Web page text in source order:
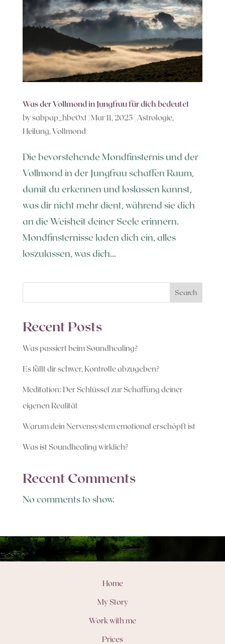
Was der Vollmond in Jungfrau für dich bedeutet
bysabpap_hbe0xt |Mar 11, 2025| Astrologie,
Heilung Vollmond
Die bevorstehende Mondfinsternis und der
Vollmond in der Jungfrau schaffen Raum,
damit du erkennen und loslassen kannst,
was dir nicht mehr dient, während sie dich
an die Weisheit deiner Seele erinnern.
Mondfinsternisse laden dich ein, alles
loszulassen, was dich...
Search
Recent Posts
Was passiert beim Soundhealing?
Es fällt dir schwer, Kontrolle abzugeben?
Meditation: Der Schlüssel zur Schaffung deiner
eigenen Realität
Warum dein Nervensystem emotional erschöpft ist
Was ist Soundhealing wirklich?
Recent Comments
No comments to show.
Home
My Story
Work with me
Prices